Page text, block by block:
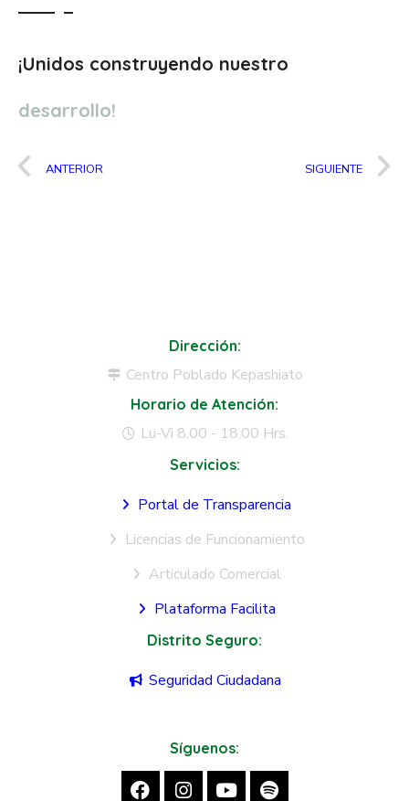
¡Unidos construyendo nuestro
desarrollo!
ANTERIOR SIGUIENTE
Dirección:
Centro Poblado Kepashiato
Horario de Atención:
Lu-Vi 8.00 - 18.00 Hrs.
Servicios:
Portal de Transparencia
Licencias de Funcionamiento
Articulado Comercial
Plataforma Facilita
Distrito Seguro:
Seguridad Ciudadana
Síguenos: